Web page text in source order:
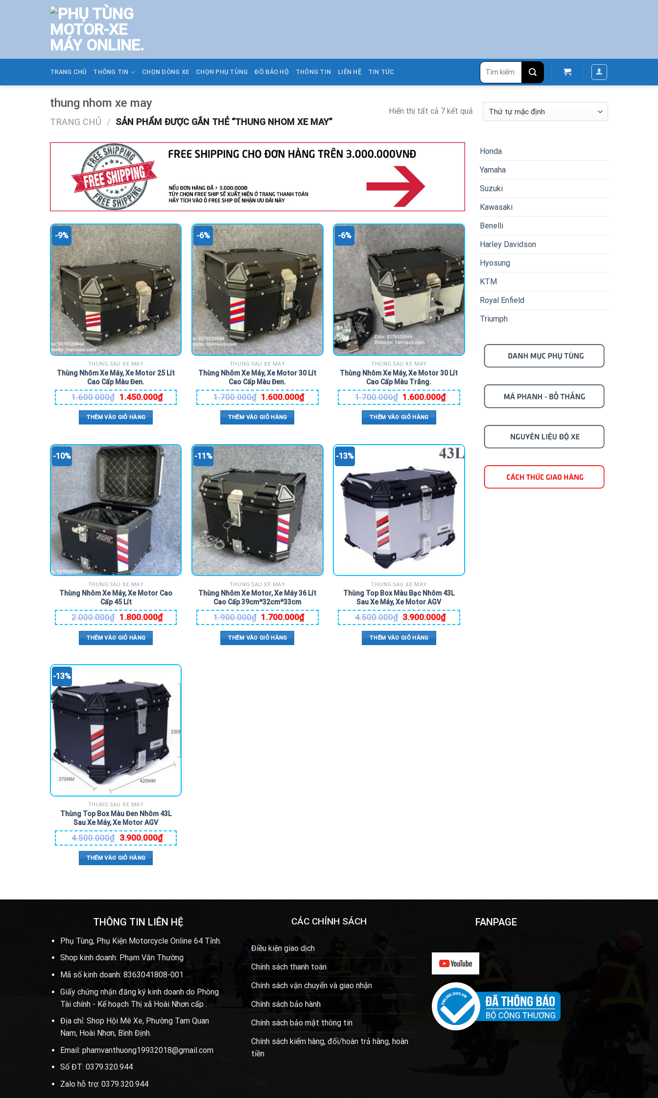
TRANG CHỦ THÔNG TIN CHỌN DÒNG XE CHỌN PHỤ TÙNG ĐỒ BẢO HỘ THÔNG TIN LIÊN HỆ TIN TỨC
Tìm
kiếm:
thung nhom xe may
TRANG CHỦ / SẢN PHẨM ĐƯỢC GẮN THẺ “THUNG NHOM XE MAY”
Hiển thị tất cả 7 kết quả
-9%
THÙNG SAU XE MÁY
Thùng Nhôm Xe Máy, Xe Motor 25 Lít
Cao Cấp Màu Đen.
1.600.000₫ 1.450.000₫
THÊM VÀO GIỎ HÀNG
-6%
THÙNG SAU XE MÁY
Thùng Nhôm Xe Máy, Xe Motor 30 Lít
Cao Cấp Màu Đen.
1.700.000₫ 1.600.000₫
THÊM VÀO GIỎ HÀNG
-6%
THÙNG SAU XE MÁY
Thùng Nhôm Xe Máy, Xe Motor 30 Lít
Cao Cấp Màu Trắng.
1.700.000₫ 1.600.000₫
THÊM VÀO GIỎ HÀNG
-10%
THÙNG SAU XE MÁY
Thùng Nhôm Xe Máy, Xe Motor Cao
Cấp 45 Lít
2.000.000₫ 1.800.000₫
THÊM VÀO GIỎ HÀNG
-11%
THÙNG SAU XE MÁY
Thùng Nhôm Xe Motor, Xe Máy 36 Lít
Cao Cấp 39cm*32cm*33cm
1.900.000₫ 1.700.000₫
THÊM VÀO GIỎ HÀNG
-13%
THÙNG SAU XE MÁY
Thùng Top Box Màu Bạc Nhôm 43L
Sau Xe Máy, Xe Motor AGV
4.500.000₫ 3.900.000₫
THÊM VÀO GIỎ HÀNG
-13%
THÙNG SAU XE MÁY
Thùng Top Box Màu Đen Nhôm 43L
Sau Xe Máy, Xe Motor AGV
4.500.000₫ 3.900.000₫
THÊM VÀO GIỎ HÀNG
Honda
Yamaha
Suzuki
Kawasaki
Benelli
Harley Davidson
Hyosung
KTM
Royal Enfield
Triumph
THÔNG TIN LIÊN HỆ
Phụ Tùng, Phụ Kiện Motorcycle Online 64 Tỉnh.
Shop kinh doanh: Phạm Văn Thường
Mã số kinh doanh: 8363041808-001
Giấy chứng nhận đăng ký kinh doanh do Phòng
Tài chính - Kế hoạch Thị xã Hoài Nhơn cấp .
Địa chỉ: Shop Hội Mê Xe, Phường Tam Quan
Nam, Hoài Nhơn, Bình Định.
Email: phamvanthuong19932018@gmail.com
Số ĐT: 0379.320.944
Zalo hỗ trợ: 0379.320.944
CÁC CHÍNH SÁCH
Điều kiện giao dịch
Chính sách thanh toán
Chính sách vận chuyển và giao nhận
Chính sách bảo hành
Chính sách bảo mật thông tin
Chính sách kiểm hàng, đổi/hoàn trả hàng, hoàn
tiền
FANPAGE